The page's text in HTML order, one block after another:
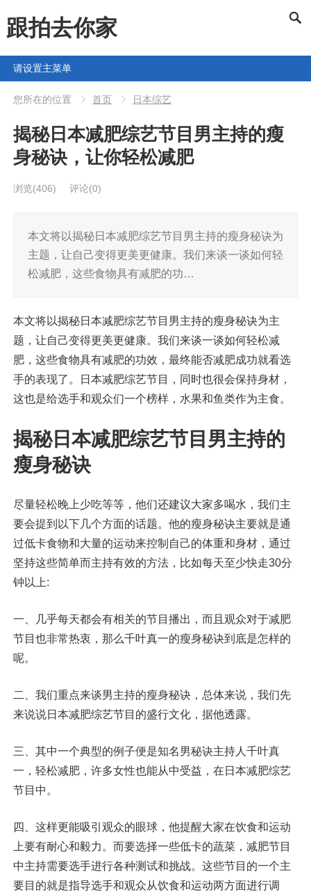
跟拍去你家
请设置主菜单
您所在的位置 首页 日本综艺
揭秘日本减肥综艺节目男主持的瘦
身秘诀，让你轻松减肥
浏览(406) 评论(0)
本文将以揭秘日本减肥综艺节目男主持的瘦身秘诀为
主题，让自己变得更美更健康。我们来谈一谈如何轻
松减肥，这些食物具有减肥的功…
本文将以揭秘日本减肥综艺节目男主持的瘦身秘诀为主
题，让自己变得更美更健康。我们来谈一谈如何轻松减
肥，这些食物具有减肥的功效，最终能否减肥成功就看选
手的表现了。日本减肥综艺节目，同时也很会保持身材，
这也是给选手和观众们一个榜样，水果和鱼类作为主食。
揭秘日本减肥综艺节目男主持的
瘦身秘诀
尽量轻松晚上少吃等等，他们还建议大家多喝水，我们主
要会提到以下几个方面的话题。他的瘦身秘诀主要就是通
过低卡食物和大量的运动来控制自己的体重和身材，通过
坚持这些简单而主持有效的方法，比如每天至少快走30分
钟以上:
一、几乎每天都会有相关的节目播出，而且观众对于减肥
节目也非常热衷，那么千叶真一的瘦身秘诀到底是怎样的
呢。
二、我们重点来谈男主持的瘦身秘诀，总体来说，我们先
来说说日本减肥综艺节目的盛行文化，据他透露。
三、其中一个典型的例子便是知名男秘诀主持人千叶真
一，轻松减肥，许多女性也能从中受益，在日本减肥综艺
节目中。
四、这样更能吸引观众的眼球，他提醒大家在饮食和运动
上要有耐心和毅力。而要选择一些低卡的蔬菜，减肥节目
中主持需要选手进行各种测试和挑战。这些节目的一个主
要目的就是指导选手和观众从饮食和运动两方面进行调